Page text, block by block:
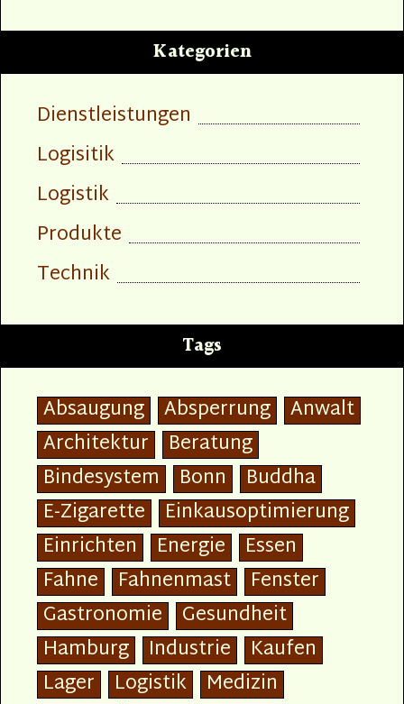
Kategorien
Dienstleistungen
Logisitik
Logistik
Produkte
Technik
Tags
Absaugung Absperrung Anwalt
Architektur
Beratung
Bindesystem
Bonn
Buddha
E-Zigarette
Einkausoptimierung
Einrichten
Energie
Essen
Fahne
Fahnenmast
Fenster
Gastronomie
Gesundheit
Hamburg
Industrie
Kaufen
Lager
Logistik
Medizin